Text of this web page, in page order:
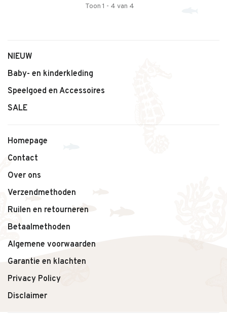
Toon 1 - 4 van 4
NIEUW
Baby- en kinderkleding
Speelgoed en Accessoires
SALE
Homepage
Contact
Over ons
Verzendmethoden
Ruilen en retourneren
Betaalmethoden
Algemene voorwaarden
Garantie en klachten
Privacy Policy
Disclaimer